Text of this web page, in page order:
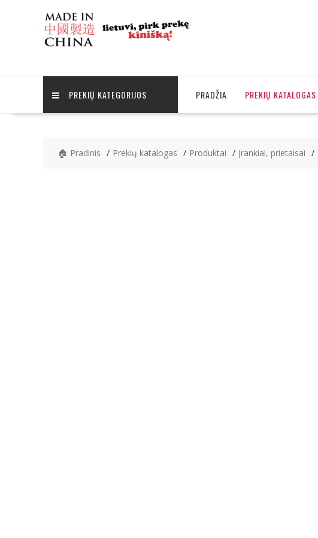
PREKIŲ KATEGORIJOS PRADŽIA PREKIŲ KATALOGAS
🏠 Pradinis Prekių katalogas Produktai Įrankiai, prietaisai